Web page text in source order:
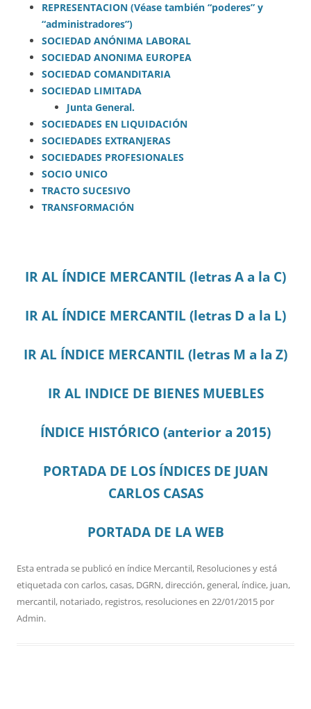
REPRESENTACION (Véase también “poderes” y
“administradores”)
SOCIEDAD ANÓNIMA LABORAL
SOCIEDAD ANONIMA EUROPEA
SOCIEDAD COMANDITARIA
SOCIEDAD LIMITADA
Junta General.
SOCIEDADES EN LIQUIDACIÓN
SOCIEDADES EXTRANJERAS
SOCIEDADES PROFESIONALES
SOCIO UNICO
TRACTO SUCESIVO
TRANSFORMACIÓN
IR AL ÍNDICE MERCANTIL (letras A a la C)
IR AL ÍNDICE MERCANTIL (letras D a la L)
IR AL ÍNDICE MERCANTIL (letras M a la Z)
IR AL INDICE DE BIENES MUEBLES
ÍNDICE HISTÓRICO (anterior a 2015)
PORTADA DE LOS ÍNDICES DE JUAN
CARLOS CASAS
PORTADA DE LA WEB
Esta entrada se publicó en índice Mercantil, Resolucionesy está
etiquetada con carlos,casas, DGRN,dirección,general, índice, juan,
mercantil, notariado, registros, resolucionesen 22/01/2015 por
Admin.